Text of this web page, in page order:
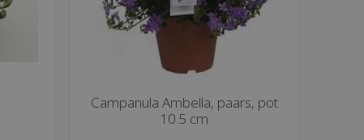
Campanula Ambella, paars, pot
10.5 cm